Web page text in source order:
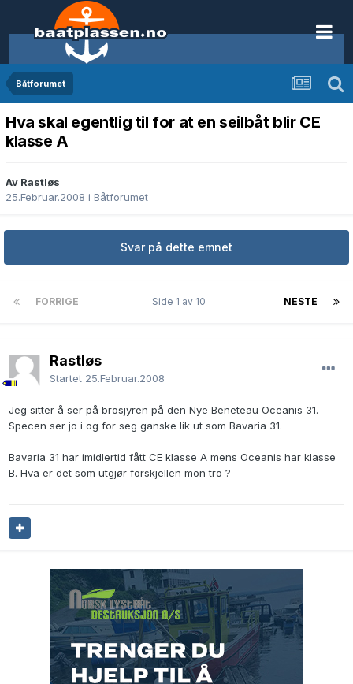
Båtforumet
Hva skal egentlig til for at en seilbåt blir CE
klasse A
Av Rastløs
25.Februar.2008 i Båtforumet
Svar på dette emnet
FORRIGE NESTE
Side 1 av 10
Rastløs
Startet 25.Februar.2008
Jeg sitter å ser på brosjyren på den Nye Beneteau Oceanis 31.
Specen ser jo i og for seg ganske lik ut som Bavaria 31.
Bavaria 31 har imidlertid fått CE klasse A mens Oceanis har klasse
B. Hva er det som utgjør forskjellen mon tro ?